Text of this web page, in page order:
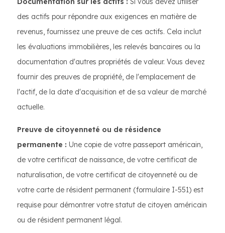
des actifs pour répondre aux exigences en matière de
revenus, fournissez une preuve de ces actifs. Cela inclut
les évaluations immobilières, les relevés bancaires ou la
documentation d'autres propriétés de valeur. Vous devez
fournir des preuves de propriété, de l'emplacement de
l'actif, de la date d'acquisition et de sa valeur de marché
actuelle.
Preuve de citoyenneté ou de résidence
permanente : Une copie de votre passeport américain,
de votre certificat de naissance, de votre certificat de
naturalisation, de votre certificat de citoyenneté ou de
votre carte de résident permanent (formulaire I-551) est
requise pour démontrer votre statut de citoyen américain
ou de résident permanent légal.